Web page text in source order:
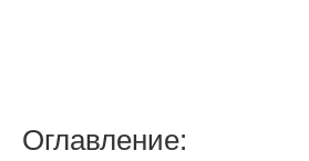
Оглавление: